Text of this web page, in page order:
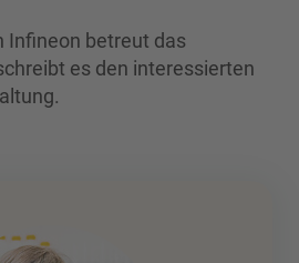
Infineon betreut das
es den interessierten